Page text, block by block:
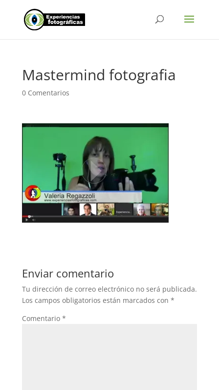
Mastermind fotografia
0 Comentarios
Enviar comentario
Tu dirección de correo electrónico no será publicada.
Los campos obligatorios están marcados con *
Comentario *